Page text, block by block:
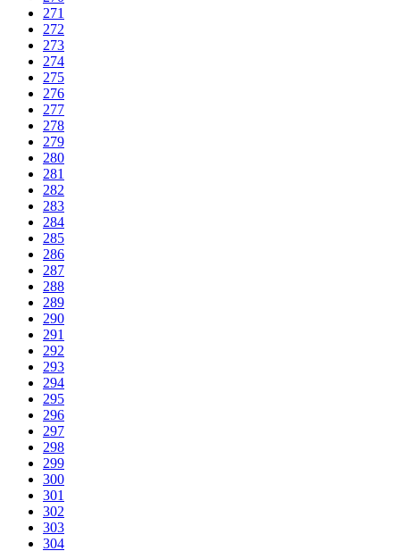
271
272
273
274
275
276
277
278
279
280
281
282
283
284
285
286
287
288
289
290
291
292
293
294
295
296
297
298
299
300
301
302
303
304